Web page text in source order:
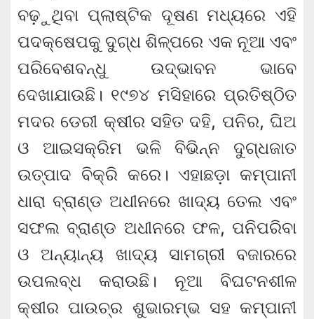
ବଢ଼ୁଥିବା ପ୍ଲାଷ୍ଟିକ ଦୂଷଣ ମଧ୍ୟରେ ଏହି
ପଦକ୍ଷେପକୁ ଦୁଗ୍ଧ ଶିଳ୍ପରେ ଏକ ନୂଆ ଏବଂ
ପରିବେଶବନ୍ଧୁ ଉଦ୍ଭାବନ ଭାବେ
ଦେଖାଯାଉଛି। ୧୯୭୪ ମସିହାରେ ପ୍ରତିଷ୍ଠିତ
ମଦର ଡେରୀ କ୍ଷୀର ସହିତ ଦହି, ପନିର, ଘିଅ
ଓ ଆଇସକ୍ରିମ ଭଳି ବିଭିନ୍ନ ଦୁଗ୍ଧଜାତ
ଉତ୍ପାଦ ବିକ୍ରି କରେ। ଏହାଛଡ଼ା କମ୍ପାନୀ
ଧାରା ବ୍ରାଣ୍ଡ ଅଧୀନରେ ଖାଦ୍ୟ ତେଲ ଏବଂ
ସଫଲ ବ୍ରାଣ୍ଡ ଅଧୀନରେ ଫଳ, ପନିପରିବା
ଓ ଅନ୍ୟାନ୍ୟ ଖାଦ୍ୟ ସାମଗ୍ରୀ ବଜାରରେ
ଉପଲବ୍ଧ କରାଉଛି। ନୂଆ ବିଘଟନଶୀଳ
କ୍ଷୀର ପାଉଚ୍‌ର ଶୁଭାରମ୍ଭ ସହ କମ୍ପାନୀ